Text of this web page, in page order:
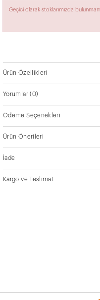
Geçici olarak stoklarımızda
Ürün Özellikleri
Yorumlar(0)
Ödeme Seçenekleri
Ürün Önerileri
İade
Kargo ve Teslimat